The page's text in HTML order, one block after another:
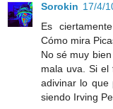
Sorokin 17/4/
Es
Cómo mira
No sé muy
mala uva. Si
adivinar lo que
siendo Irving